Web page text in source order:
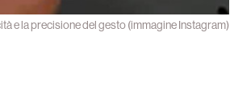
e la precisione del gesto (immagine Instagram)